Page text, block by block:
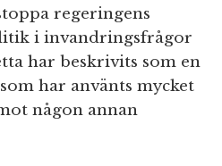
regeringens
i invandringsfrågor
har beskrivits som en
har använts mycket
någon annan